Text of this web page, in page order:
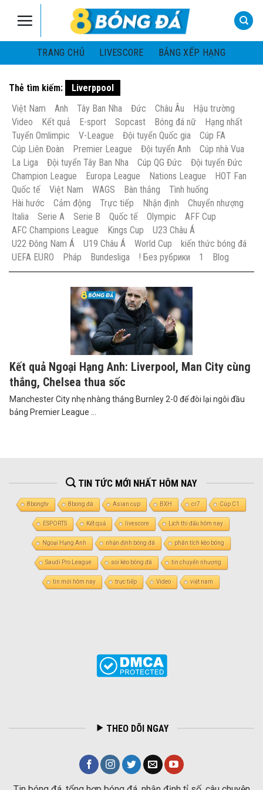
TRANG CHỦ
LIVESCORE BẢNG XẾP HẠNG
Thẻ tìm kiếm:
Liverppool
Việt Nam
Anh Tây Ban Nha Đức Châu Âu
Hậu trường
Video
Kết quả E-sport Sopcast Bóng đá nữ
Hạng nhất
Tuyển Omlimpic
V-League Đội tuyển Quốc gia
Cúp FA
Cúp Liên Đoàn
Premier League Đội tuyển Anh
Cúp nhà Vua
La Liga
Đội tuyển Tây Ban Nha Cúp QG Đức
Đội tuyển Đức
Champion League
Europa League Nations League
HOT Fan
Quốc tế
Việt Nam WAGS Bàn thắng
Tình huống
Hài hước
Cảm động Trực tiếp Nhận định
Chuyển nhượng
Italia
Serie A Serie B Quốc tế Olympic
AFF Cup
AFC Champions League
Kings Cup
U23 Châu Á
U22 Đông Nam Á
U19 Châu Á World Cup
kiến thức bóng đá
UEFA EURO
Pháp Bundesliga ! Без рубрики 1 Blog
Kết quả Ngoại Hạng Anh: Liverpool, Man City cùng
thắng, Chelsea thua sốc
Manchester City nhẹ nhàng thắng Burnley 2-0 để đòi lại ngôi đầu
bảng Premier League ...
TIN TỨC MỚI NHẤT HÔM NAY
8bongtv 8bong đá Asian cup BXH cr7 Cúp C1
ESPORTS Kết quả livescore Lịch thi đấu hôm nay
Ngoại Hạng Anh nhận định bóng đá phân tích kèo bóng
Saudi Pro League soi kèo bóng đá tin chuyển nhượng
tin mới hôm nay trực tiếp Video việt nam
THEO DÕI NGAY